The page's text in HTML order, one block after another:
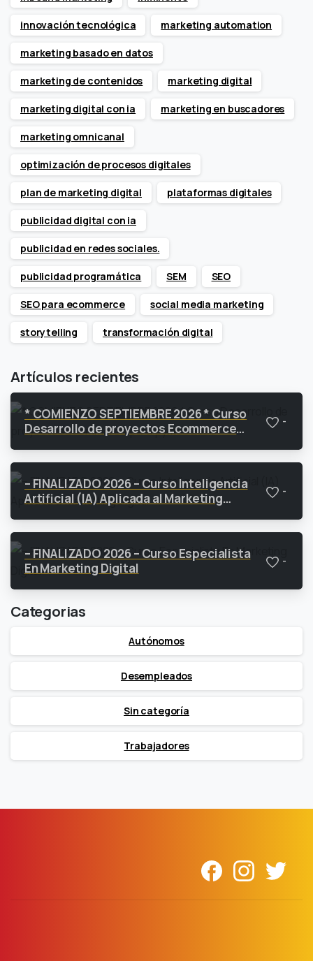
innovación tecnológica marketing automation
marketing basado en datos
marketing de contenidos marketing digital
marketing digital con ia marketing en buscadores
marketing omnicanal
optimización de procesos digitales
plan de marketing digital plataformas digitales
publicidad digital con ia
publicidad en redes sociales.
publicidad programática SEM SEO
SEO para ecommerce social media marketing
storytelling transformación digital
Artículos recientes
* COMIENZO SEPTIEMBRE 2026 * Curso
Desarrollo de proyectos Ecommerce
-
– FINALIZADO 2026 – Curso Inteligencia
Artificial (IA) Aplicada al Marketing
-
– FINALIZADO 2026 – Curso Especialista
En Marketing Digital
-
Categorias
Autónomos
Desempleados
Sin categoría
Trabajadores